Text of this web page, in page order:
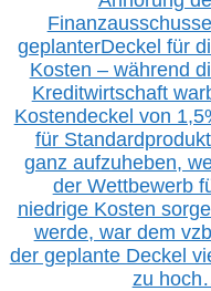
geplanterDeckel für
Kosten – während
Kreditwirtschaft
Kostendeckel von
für
ganz aufzuheben,
der Wettbewerb
niedrige Kosten
werde, war dem
der geplante Deckel
zu